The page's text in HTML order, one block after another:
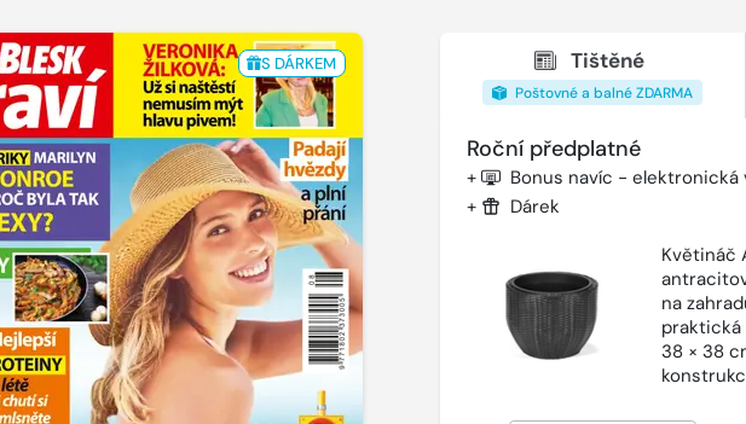
S DÁRKEM Tištěné
Poštovné a balné ZDARMA
Roční předplatné
+ Bonus navíc - elektronická
+
Dárek
Květináč
na
praktická
38 × 38